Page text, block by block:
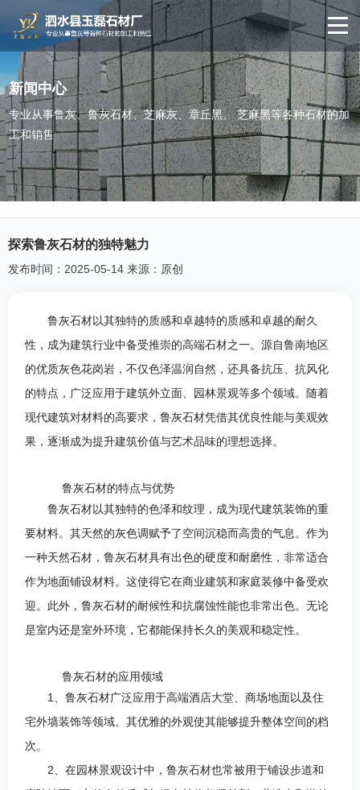
新闻中心
专业从事鲁灰、鲁灰石材、芝麻灰、章丘黑、 芝麻黑等各种石材的加
工和销售
探索鲁灰石材的独特魅力
发布时间：2025-05-14 来源：原创
鲁灰石材以其独特的质感和卓越特的质感和卓越的耐久
性，成为建筑行业中备受推崇的高端石材之一。源自鲁南地区
的优质灰色花岗岩，不仅色泽温润自然，还具备抗压、抗风化
的特点，广泛应用于建筑外立面、园林景观等多个领域。随着
现代建筑对材料的高要求，鲁灰石材凭借其优良性能与美观效
果，逐渐成为提升建筑价值与艺术品味的理想选择。
鲁灰石材的特点与优势
鲁灰石材以其独特的色泽和纹理，成为现代建筑装饰的重
要材料。其天然的灰色调赋予了空间沉稳而高贵的气息。作为
一种天然石材，鲁灰石材具有出色的硬度和耐磨性，非常适合
作为地面铺设材料。这使得它在商业建筑和家庭装修中备受欢
迎。 此外，鲁灰石材的耐候性和抗腐蚀性能也非常出色。无论
是室内还是室外环境，它都能保持长久的美观和稳定性。
鲁灰石材的应用领域
1、鲁灰石材广泛应用于高端酒店大堂、商场地面以及住
宅外墙装饰等领域。其优雅的外观使其能够提升整体空间的档
次。
2、在园林景观设计中，鲁灰石材也常被用于铺设步道和